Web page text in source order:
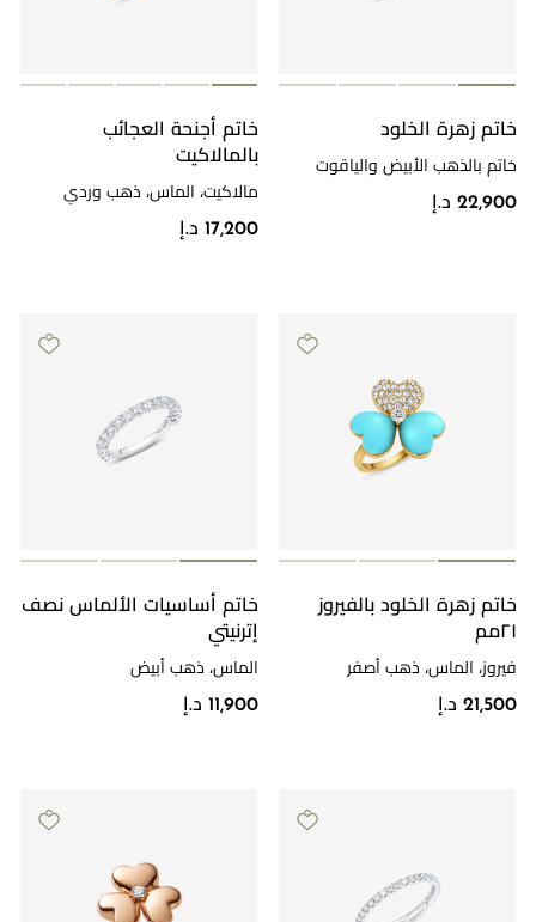
خاتم زهرة الخلود
خاتم بالذهب الأبيض والياقوت
22,900 د.إ
خاتم أجنحة العجائب
بالمالاكيت
مالاكيت، الماس، ذهب وردي
17,200 د.إ
خاتم زهرة الخلود بالفيروز
٢١مم
فيروز، الماس، ذهب أصفر
21,500 د.إ
خاتم أساسيات الألماس نصف
إترنيتي
الماس، ذهب أبيض
11,900 د.إ